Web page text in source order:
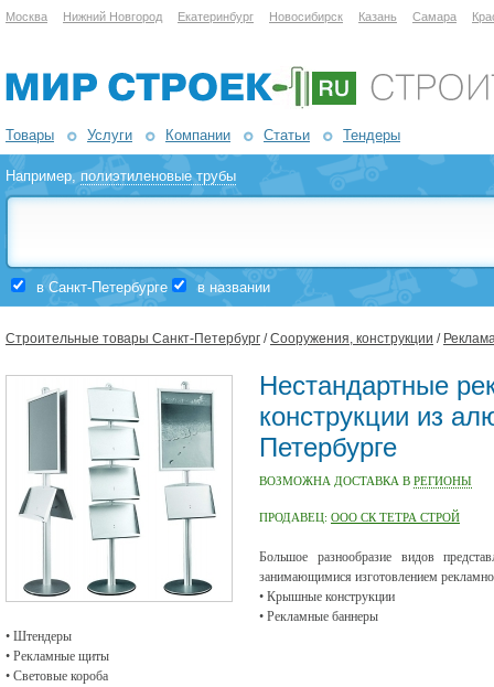
Москва Нижний Новгород Екатеринбург Новосибирск Казань Самара
Товары Услуги Компании Статьи Тендеры
Например,полиэтиленовые трубы
в Санкт-Петербурге в названии
Строительные товары Санкт-Петербург /Сооружения, конструкции /
Нестандартные
конструкции из
Петербурге
ВОЗМОЖНА ДОСТАВКА В РЕГИОНЫ
ПРОДАВЕЦ: ООО СК ТЕТРА СТРОЙ
Большое разнообразие видов
занимающимися изготовлением
• Крышные конструкции
• Рекламные баннеры
• Штендеры
• Рекламные щиты
• Световые короба